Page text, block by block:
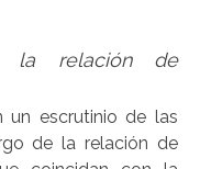
la relación de
un escrutinio de las
de la relación de